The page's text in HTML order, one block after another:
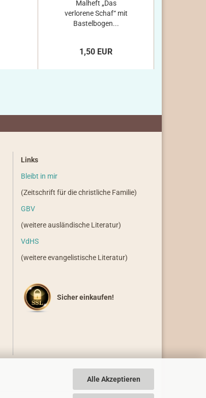
Alle Akzeptieren
Malheft „Das
verlorene Schaf“ mit
Bastelbogen...
1,50 EUR
Links
Bleibt in mir
(Zeitschrift für die christliche Familie)
GBV
(weitere ausländische Literatur)
VdHS
(weitere evangelistische Literatur)
Sicher einkaufen!